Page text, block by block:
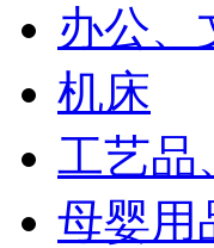
办公、
机床
工艺品
母婴用